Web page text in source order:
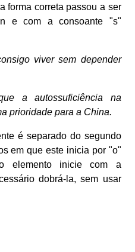
forma correta passou a ser
e com a consoante "s"
viver sem depender
a autossuficiência na
prioridade para a China.
é separado do segundo
em que este inicia por "o"
elemento inicie com a
dobrá-la, sem usar